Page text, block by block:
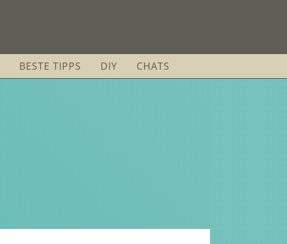
BESTE TIPPS DIY CHATS